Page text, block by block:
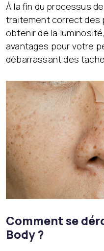
À la fin du processus
traitement correct des
obtenir de la
avantages pour votre
débarrassant des
Comment se
Body ?